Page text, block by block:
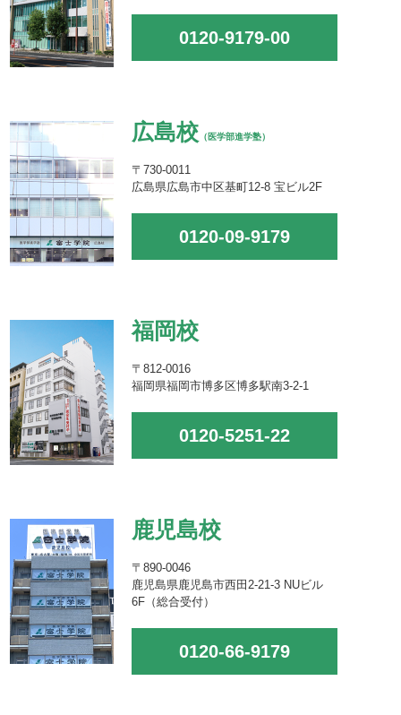
0120-9179-00
広島校 （医学部進学塾）
〒730-0011
広島県広島市中区基町12-8 宝ビル2F
0120-09-9179
福岡校
〒812-0016
福岡県福岡市博多区博多駅南3-2-1
0120-5251-22
鹿児島校
〒890-0046
鹿児島県鹿児島市西田2-21-3 NUビル
6F（総合受付）
0120-66-9179